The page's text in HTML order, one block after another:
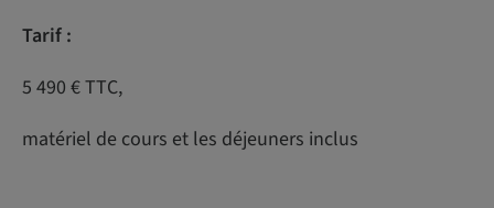
Tarif :
5 490 € TTC,
matériel de cours et les déjeuners inclus